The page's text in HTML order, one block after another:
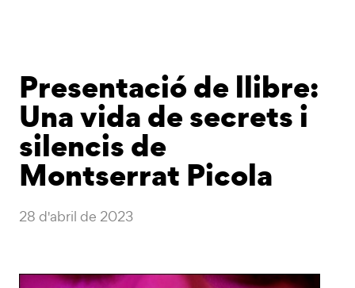
Presentació de llibre:
Una vida de secrets i
silencis de
Montserrat Picola
28 d'abril de 2023